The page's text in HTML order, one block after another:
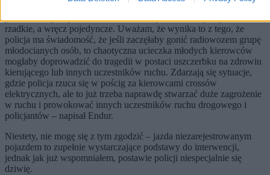
podstaw do przeprowadzenia interwencji. Interwencje są bardzo
rzadkie, a wręcz pojedyncze. Uważam, że wynika to z tego, że
policja ma świadomość, że jeśli zaczęłaby gonić radiowozem grupę
młodocianych osób, to chaotyczna ucieczka młodych kierowców
mogłaby doprowadzić do tragedii w postaci uszczerbku na zdrowiu
kierującego lub innych uczestników ruchu. Zdarzają się sytuacje,
gdzie policja rzuca się w pościg za kierowcami crossów
elektrycznych, ale to już trzeba naprawdę stwarzać duże zagrożenie
w ruchu i prowokować innych uczestników ruchu drogowego i
policjantów – napisał Endur.
Niestety, nie mogę się z tym zgodzić – jazda niezarejestrowanym
pojazdem to zupełnie wystarczające podstawy do interwencji,
jednak jak już wspomniałem, postawie policji niespecjalnie się
dziwię.